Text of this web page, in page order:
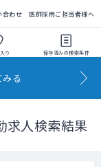
合わせ 医師採用ご担当者様へ
り 保存済みの検索条件
る
求人検索結果